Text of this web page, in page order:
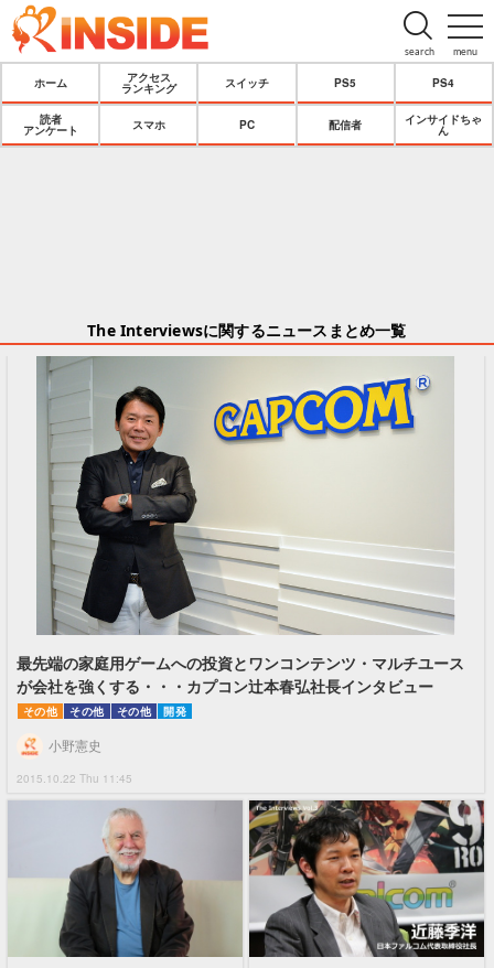
menu
search
ホーム
アクセス
ランキング
スイッチ PS5 PS4
読者
アンケート
スマホ PC 配信者
インサイドちゃ
ん
The Interviewsに関するニュースまとめ一覧
最先端の家庭用ゲームへの投資とワンコンテンツ・マルチユース
が会社を強くする・・・カプコン辻本春弘社長インタビュー
その他 その他 その他 開発
2015.10.22 Thu 11:45
小野憲史